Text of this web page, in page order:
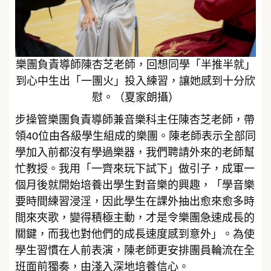
樂團負責導師陳杏芝老師，回想同學「半推半就」
到心中生出「一團火」投入練習，讓她感到十分欣
慰。（夏家朗攝）
步操管樂團負責導師兼音樂科主任陳杏芝老師，帶
領40位由各級學生組成的樂團。陳老師表示全部同
學加入前都沒有學過樂器，我們聘請外來的老師幫
忙教授。我用「一齊來玩下試下」做引子，成軍一
個月後就開始培養出學生對音樂的興趣，「學音樂
要時間練習浸淫，因此學生在課外抽出愈來愈多時
間來夾歌，變得積極主動，才是令樂團急速成長的
關鍵，而我也對他們的成長速度感到意外」。為使
學生習慣在人前表演，陳老師更安排團員輪流在全
班面前獨奏，由淺入深地培養信心。